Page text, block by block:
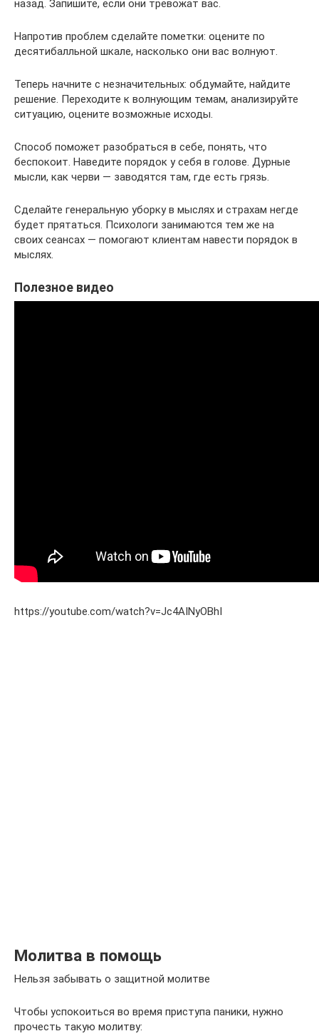
назад. Запишите, если они тревожат вас.
Напротив проблем сделайте пометки: оцените по
десятибалльной шкале, насколько они вас волнуют.
Теперь начните с незначительных: обдумайте, найдите
решение. Переходите к волнующим темам, анализируйте
ситуацию, оцените возможные исходы.
Способ поможет разобраться в себе, понять, что
беспокоит. Наведите порядок у себя в голове. Дурные
мысли, как черви — заводятся там, где есть грязь.
Сделайте генеральную уборку в мыслях и страхам негде
будет прятаться. Психологи занимаются тем же на
своих сеансах — помогают клиентам навести порядок в
мыслях.
Полезное видео
https://youtube.com/watch?v=Jc4AINyOBhI
Молитва в помощь
Нельзя забывать о защитной молитве
Чтобы успокоиться во время приступа паники, нужно
прочесть такую молитву: